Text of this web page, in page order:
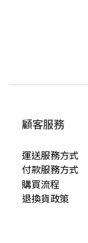
顧客服務
運送服務方式
付款服務方式
購買流程
退換貨政策